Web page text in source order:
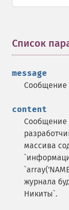
Список
message
Сообщение
content
Сообщение
массива
журнала
Никиты`.